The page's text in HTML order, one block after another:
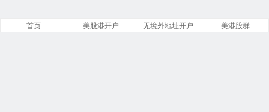
首页 美股港开户 无境外地址开户 美港股群